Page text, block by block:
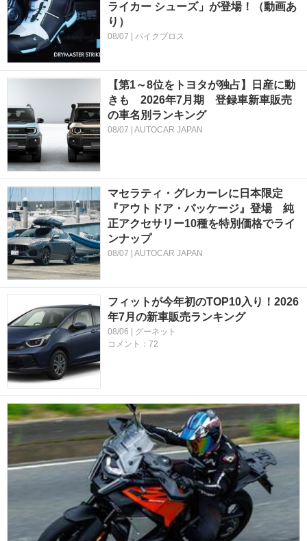
ライカー シューズ」が登場！（動画あ
り）
08/07 | バイクブロス
【第1～8位をトヨタが独占】日産に動
きも 2026年7月期 登録車新車販売
の車名別ランキング
08/07 | AUTOCAR JAPAN
マセラティ・グレカーレに日本限定
『アウトドア・パッケージ』登場 純
正アクセサリー10種を特別価格でライ
ンナップ
08/07 | AUTOCAR JAPAN
フィットが今年初のTOP10入り！2026
年7月の新車販売ランキング
08/06 | グーネット
コメント：72